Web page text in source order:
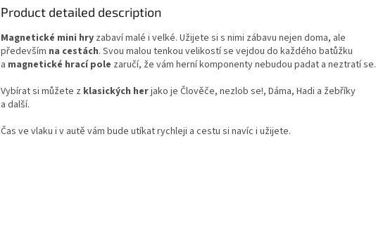
Product detailed description
Magnetické mini hry zabaví malé i velké. Užijete si s nimi zábavu nejen doma, ale
především na cestách. Svou malou tenkou velikostí se vejdou do každého batůžku
a magnetické hrací pole zaručí, že vám herní komponenty nebudou padat a neztratí se.
Vybírat si můžete z klasických herjako je Člověče, nezlob se!, Dáma, Hadi a žebříky
a další.
Čas ve vlaku i v autě vám bude utíkat rychleji a cestu si navíc i užijete.